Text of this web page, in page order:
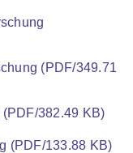
(PDF/349.71
382.49 KB)
(PDF/133.88 KB)